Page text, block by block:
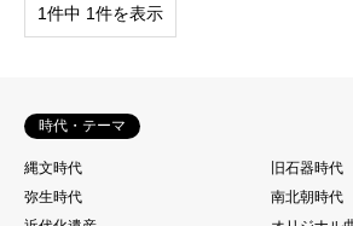
1件中 1件を表示
時代・テーマ
縄文時代
旧石器時代
弥生時代
南北朝時代